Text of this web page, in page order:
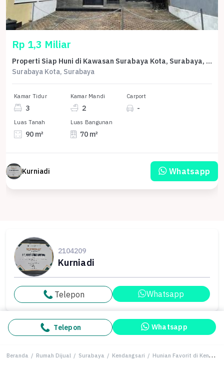
Rp 1,3 Miliar
Properti Siap Huni di Kawasan Surabaya Kota, Surabaya, LT 90m²
Surabaya Kota, Surabaya
Kamar Tidur
3
Kamar Mandi
2
Carport
-
Luas Tanah
90 m²
Luas Bangunan
70 m²
Kurniadi Whatsapp
2104209
Kurniadi
Telepon Whatsapp
Telepon Whatsapp
Beranda / Rumah Dijual / Surabaya / Kendangsari / Hunian Favorit di Kendangsari, Surabaya, 4 KT, Harga 2,35 Miliar